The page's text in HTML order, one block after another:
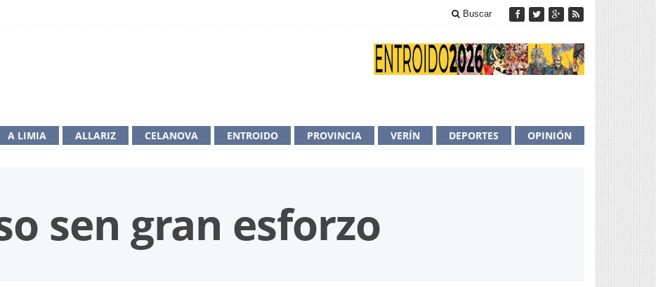
Buscar
OPINIÓN
DEPORTES
VERÍN
PROVINCIA
ENTROIDO
CELANOVA
ALLARIZ
A LIMIA
sen gran esforzo